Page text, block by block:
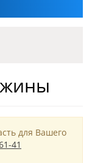
для Вашего
41